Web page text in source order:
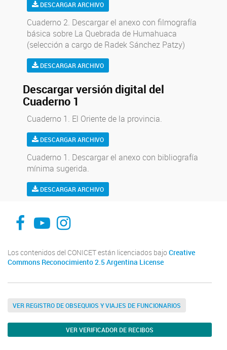
DESCARGAR ARCHIVO
Cuaderno 2. Descargar el anexo con filmografía
básica sobre La Quebrada de Humahuaca
(selección a cargo de Radek Sánchez Patzy)
DESCARGAR ARCHIVO
Descargar versión digital del
Cuaderno 1
Cuaderno 1. El Oriente de la provincia.
DESCARGAR ARCHIVO
Cuaderno 1. Descargar el anexo con bibliografía
mínima sugerida.
DESCARGAR ARCHIVO
Facebook UE CISOR
Canal YouTube UE CISORInstagram UE CISOR
Los contenidos del CONICET están licenciados bajo Creative
Commons Reconocimiento 2.5 Argentina License
VER REGISTRO DE OBSEQUIOS Y VIAJES DE FUNCIONARIOS
VER VERIFICADOR DE RECIBOS